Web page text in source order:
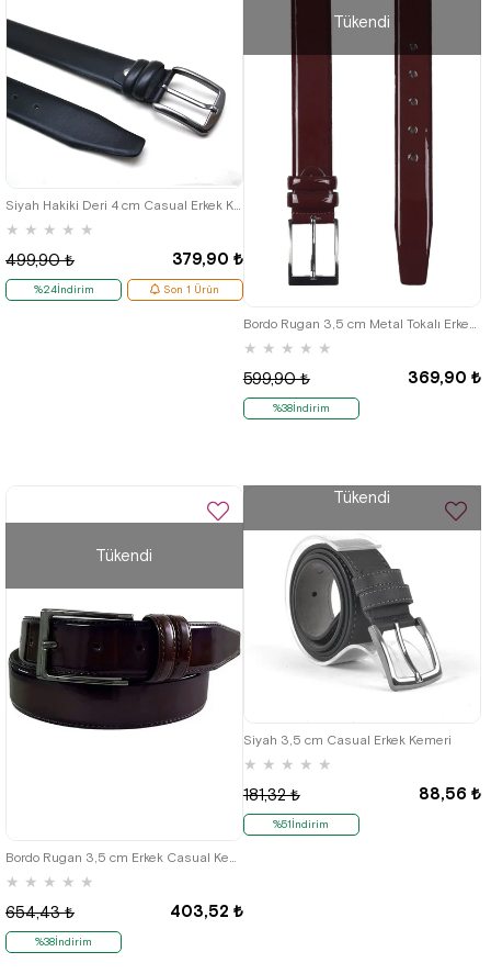
Siyah Hakiki Deri 4 cm Casual Erkek Kemer
★ ★ ★ ★ ★
379,90 ₺
499,90 ₺
%24İndirim Son 1 Ürün
Tükendi
★ ★ ★ ★ ★
369,90 ₺
599,90 ₺
%38İndirim
Tükendi
Bordo Rugan 3,5 cm Erkek Casual Kemer
★ ★ ★ ★ ★
403,52 ₺
654,43 ₺
%38İndirim
Tükendi
Siyah 3,5 cm Casual Erkek Kemeri
★ ★ ★ ★ ★
88,56 ₺
181,32 ₺
%51İndirim